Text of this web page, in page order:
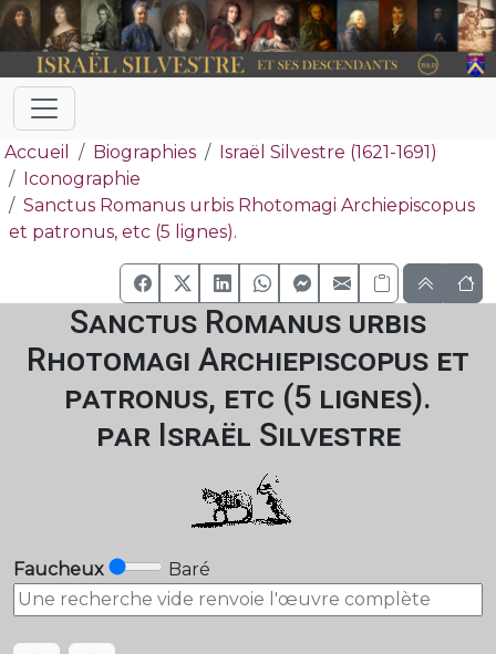
Accueil Biographies
Israël Silvestre (1621-1691)
Iconographie
Sanctus Romanus urbis Rhotomagi Archiepiscopus
et patronus, etc (5 lignes).
Sanctus Romanus urbis
Rhotomagi Archiepiscopus et
patronus, etc (5 lignes).
par Israël Silvestre
Faucheux Baré